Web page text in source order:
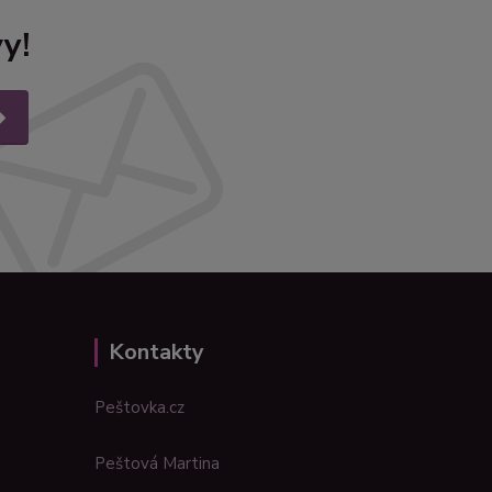
Kontakty
Peštovka.cz
Peštová Martina